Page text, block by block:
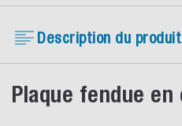
Description du produit
Plaque fendue